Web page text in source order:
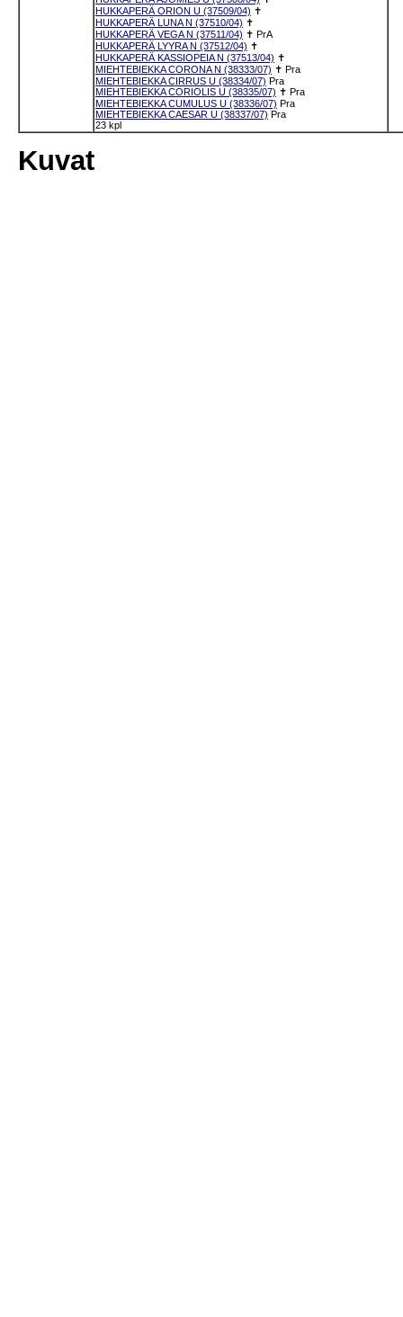
HUKKAPERÄ ORION U (37509/04) ✝
HUKKAPERÄ LUNA N (37510/04) ✝
HUKKAPERÄ VEGA N (37511/04) ✝ PrA
HUKKAPERÄ LYYRA N (37512/04) ✝
HUKKAPERÄ KASSIOPEIA N (37513/04) ✝
MIEHTEBIEKKA CORONA N (38333/07) ✝ Pra
MIEHTEBIEKKA CIRRUS U (38334/07) Pra
MIEHTEBIEKKA CORIOLIS U (38335/07) ✝ Pra
MIEHTEBIEKKA CUMULUS U (38336/07) Pra
MIEHTEBIEKKA CAESAR U (38337/07) Pra
23 kpl
Kuvat